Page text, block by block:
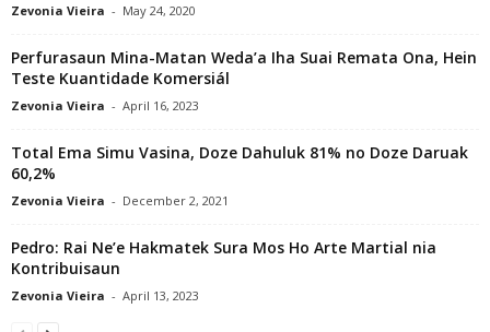
Zevonia Vieira - May 24, 2020
Perfurasaun Mina-Matan Weda’a Iha Suai Remata Ona, Hein
Teste Kuantidade Komersiál
Zevonia Vieira - April 16, 2023
Total Ema Simu Vasina, Doze Dahuluk 81% no Doze Daruak
60,2%
Zevonia Vieira - December 2, 2021
Pedro: Rai Ne’e Hakmatek Sura Mos Ho Arte Martial nia
Kontribuisaun
Zevonia Vieira - April 13, 2023